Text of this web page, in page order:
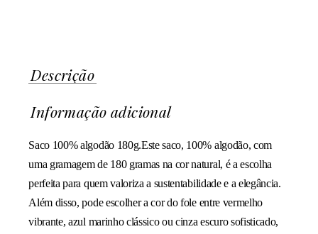
Descrição
Informação adicional
Saco 100% algodão 180g.Este saco, 100% algodão, com
uma gramagem de 180 gramas na cor natural, é a escolha
perfeita para quem valoriza a sustentabilidade e a elegância.
Além disso, pode escolher a cor do fole entre vermelho
vibrante, azul marinho clássico ou cinza escuro sofisticado,